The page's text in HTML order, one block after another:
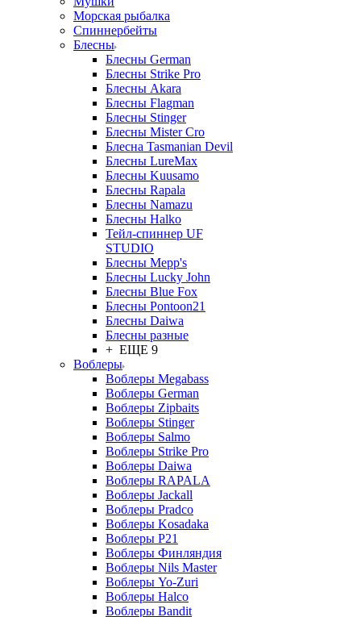
Морская рыбалка
Спиннербейты
Блесны
Блесны German
Блесны Strike Pro
Блесны Akara
Блесны Flagman
Блесны Stinger
Блесны Mister Cro
Блесна Tasmanian Devil
Блесны LureMax
Блесны Kuusamo
Блесны Rapala
Блесны Namazu
Блесны Halko
Тейл-спиннер UF
STUDIO
Блесны Mepp's
Блесны Lucky John
Блесны Blue Fox
Блесны Pontoon21
Блесны Daiwa
Блесны разные
+ ЕЩЕ 9
Воблеры
Воблеры Megabass
Воблеры German
Воблеры Zipbaits
Воблеры Stinger
Воблеры Salmo
Воблеры Strike Pro
Воблеры Daiwa
Воблеры RAPALA
Воблеры Jackall
Воблеры Pradco
Воблеры Kosadaka
Воблеры P21
Воблеры Финляндия
Воблеры Nils Master
Воблеры Yo-Zuri
Воблеры Halco
Воблеры Bandit